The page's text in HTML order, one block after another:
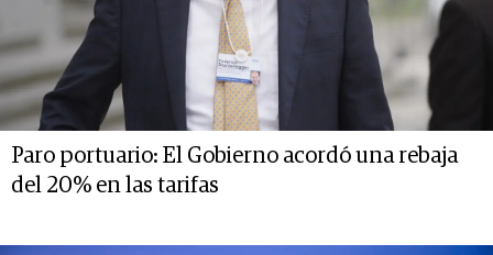
Paro portuario: El Gobierno acordó una rebaja
del 20% en las tarifas